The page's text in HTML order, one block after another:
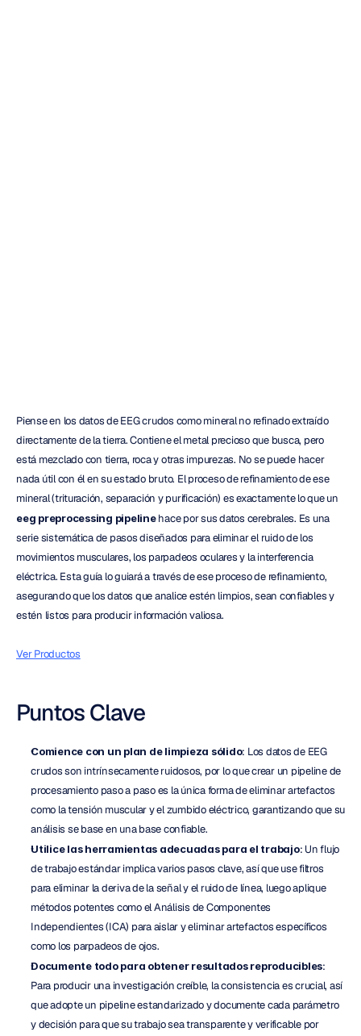
Piense en los datos de EEG crudos como mineral no refinado extraído
directamente de la tierra. Contiene el metal precioso que busca, pero
está mezclado con tierra, roca y otras impurezas. No se puede hacer
nada útil con él en su estado bruto. El proceso de refinamiento de ese
eeg preprocessing pipeline hace por sus datos cerebrales. Es una
serie sistemática de pasos diseñados para eliminar el ruido de los
movimientos musculares, los parpadeos oculares y la interferencia
eléctrica. Esta guía lo guiará a través de ese proceso de refinamiento,
asegurando que los datos que analice estén limpios, sean confiables y
estén listos para producir información valiosa.
Ver Productos
Puntos Clave
Comience con un plan de limpieza sólido: Los datos de EEG
crudos son intrínsecamente ruidosos, por lo que crear un pipeline de
procesamiento paso a paso es la única forma de eliminar artefactos
como la tensión muscular y el zumbido eléctrico, garantizando que su
análisis se base en una base confiable.
Utilice las herramientas adecuadas para el trabajo: Un flujo
de trabajo estándar implica varios pasos clave, así que use filtros
para eliminar la deriva de la señal y el ruido de línea, luego aplique
métodos potentes como el Análisis de Componentes
Independientes (ICA) para aislar y eliminar artefactos específicos
como los parpadeos de ojos.
Documente todo para obtener resultados reproducibles:
Para producir una investigación creíble, la consistencia es crucial, así
que adopte un pipeline estandarizado y documente cada parámetro
y decisión para que su trabajo sea transparente y verificable por